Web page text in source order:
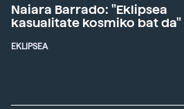
Naiara Barrado: "Eklipsea
kasualitate kosmiko bat da"
EKLIPSEA